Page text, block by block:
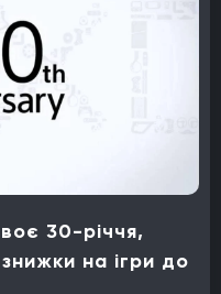
30-річчя,
на ігри до